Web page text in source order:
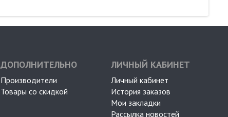
ДОПОЛНИТЕЛЬНО
Производители
Товары со скидкой
ЛИЧНЫЙ КАБИНЕТ
Личный кабинет
История заказов
Мои закладки
Рассылка новостей